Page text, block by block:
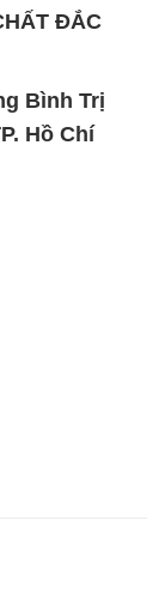
ĐẮC
Bình Trị
Hồ Chí